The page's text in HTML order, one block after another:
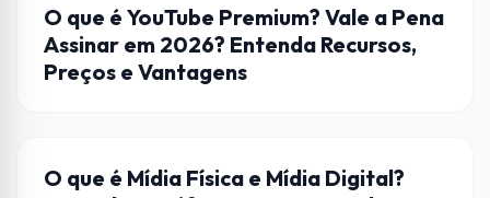
STREAMING
O que é YouTube Premium? Vale a Pena
Assinar em 2026? Entenda Recursos,
Preços e Vantagens
ENTRETENIMENTO
O que é Mídia Física e Mídia Digital?